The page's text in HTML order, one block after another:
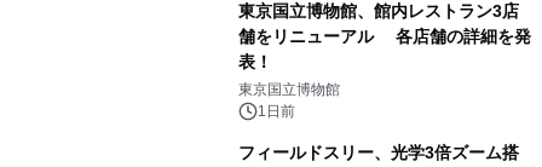
東京国立博物館、館内レストラン3店
舗をリニューアル 各店舗の詳細を発
表！
東京国立博物館
1日前
フィールドスリー、光学3倍ズーム搭